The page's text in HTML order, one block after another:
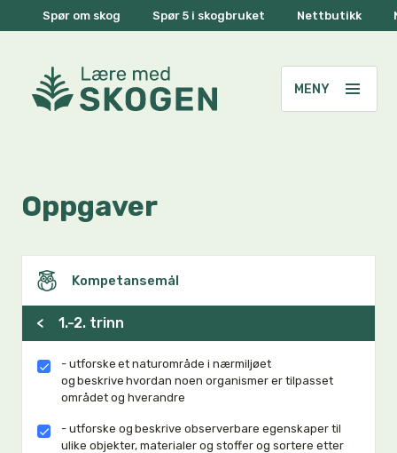
Spør om skog Spør 5 i skogbruket Nettbutikk
Oppgaver
Kompetansemål
< 1.-2. trinn
- utforske et naturområde i nærmiljøet
og beskrive hvordan noen organismer er tilpasset
området og hverandre
- utforske og beskrive observerbare egenskaper til
ulike objekter, materialer og stoffer og sortere etter